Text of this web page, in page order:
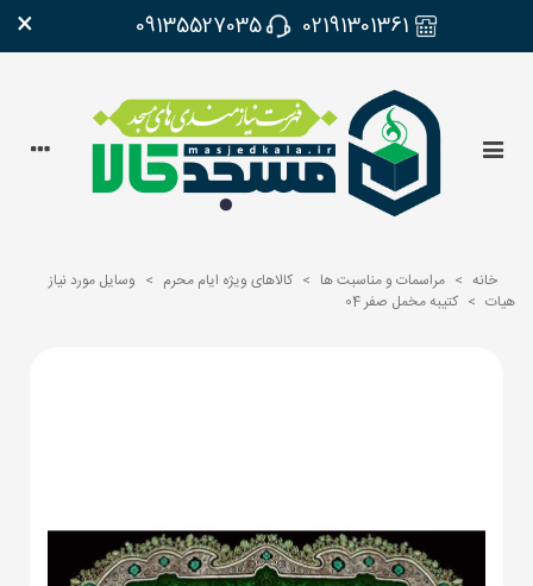
02191301361
09135527035
×
خانه > مراسمات و مناسبت ها > کالاهای ویژه ایام محرم > وسایل مورد نیاز
هیات > کتیبه مخمل صفر 04